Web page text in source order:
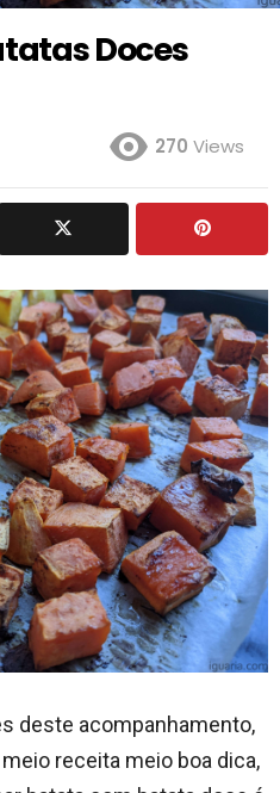
Doces
270 Views
deste acompanhamento,
receita meio boa dica,